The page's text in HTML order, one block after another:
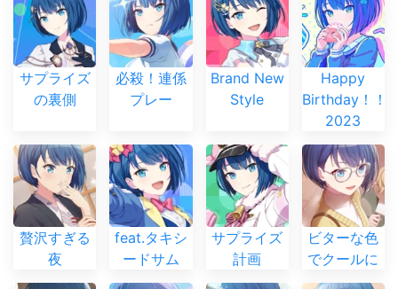
サプライズ
の裏側
必殺！連係
プレー
Brand New
Style
Happy
Birthday！！
2023
贅沢すぎる
夜
feat.タキシ
ードサム
サプライズ
計画
ビターな色
でクールに